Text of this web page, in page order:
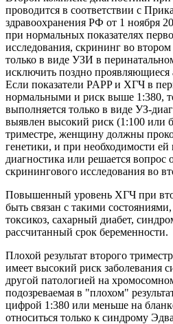
проводится в соответствии с
здравоохранения РФ от 1 ноября
при нормальных показателях
исследования, скрининг во
только в виде УЗИ в
исключить поздно проявляющиеся
Если показатели PAPP и ХГЧ в
нормальными и риск выше 1:380,
выполняется только в виде УЗ-
выявлен высокий риск (1:100 или
триместре, женщину должны
генетики, и при необходимости ей
диагностика или решается вопрос
скринингового исследования во
Повышенный уровень ХГЧ при
быть связан с такими
токсикоз, сахарный диабет,
рассчитанный срок беременности.
Плохой результат второго
имеет высокий риск заболевания
другой патологией на
подозреваемая в "плохом"
цифрой 1:380 или меньше на
относиться только к синдрому